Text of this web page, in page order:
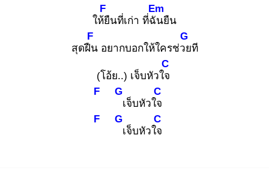
ให้ยื
F
นที่เก่า ที่ฉัน
Em
ยืน
สุดฝืน
F
อยากบอกให้ใครช่วย
G
ที
(โอ้ย..) เจ็บหัวใจ
C
F
เ
G
จ็บหัวใจ
C
F
เ
G
จ็บหัวใจ
C